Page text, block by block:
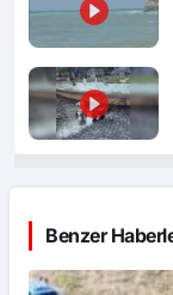
Benzer